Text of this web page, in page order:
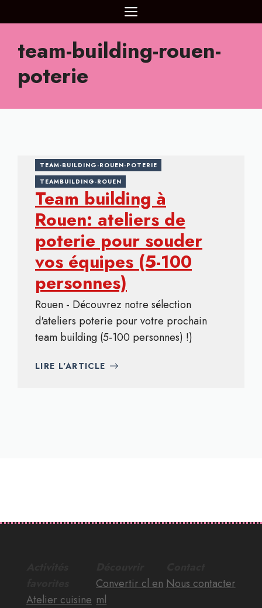
au
MENU
team-building-rouen-
poterie
TEAM-BUILDING-ROUEN-POTERIE
TEAMBUILDING-ROUEN
Team building à
Rouen: ateliers de
poterie pour souder
vos équipes (5-100
personnes)
Rouen - Découvrez notre sélection
d'ateliers poterie pour votre prochain
team building (5-100 personnes) !)
LIRE L'ARTICLE
Atelier cuisine
Convertir cl en
ml
Nous contacter